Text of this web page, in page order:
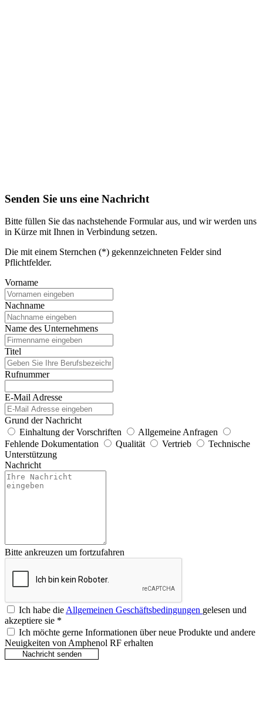
Senden Sie uns eine Nachricht
Bitte füllen Sie das nachstehende Formular aus, und wir werden uns
in Kürze mit Ihnen in Verbindung setzen.
Die mit einem Sternchen (*) gekennzeichneten Felder sind
Pflichtfelder.
Vorname
Nachname
Name des Unternehmens
Titel
Rufnummer
E-Mail Adresse
Grund der Nachricht
Einhaltung der Vorschriften
Allgemeine Anfragen
Fehlende Dokumentation
Qualität Vertrieb
Technische
Unterstützung
Nachricht
Bitte ankreuzen um fortzufahren
Ich habe dieAllgemeinen Geschäftsbedingungen gelesen und
akzeptiere sie *
Ich möchte gerne Informationen über neue Produkte und andere
Neuigkeiten von Amphenol RF erhalten